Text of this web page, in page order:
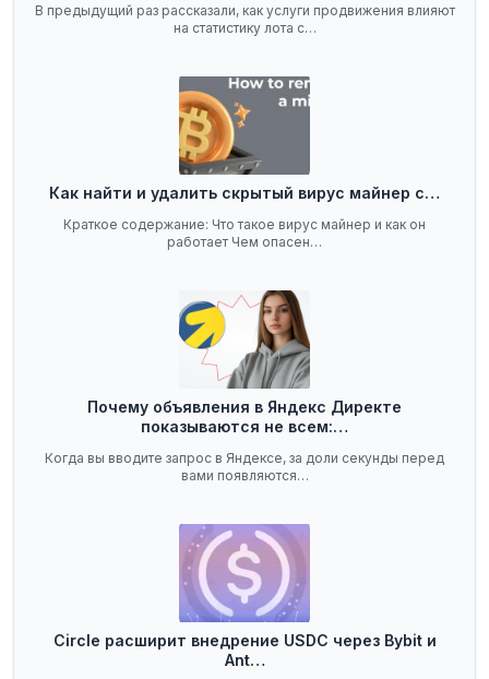
В предыдущий раз рассказали, как услуги продвижения влияют
на статистику лота с…
Как найти и удалить скрытый вирус майнер с…
Краткое содержание: Что такое вирус майнер и как он
работает Чем опасен…
Почему объявления в Яндекс Директе
показываются не всем:…
Когда вы вводите запрос в Яндексе, за доли секунды перед
вами появляются…
Circle расширит внедрение USDC через Bybit и
Ant…